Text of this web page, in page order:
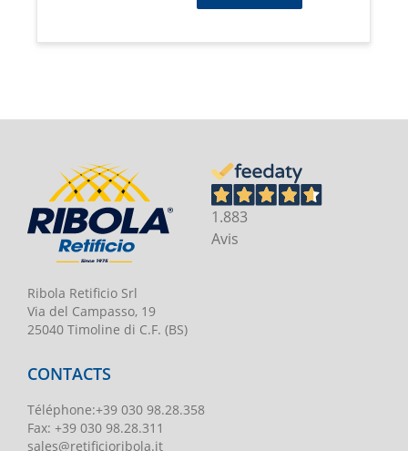
Ribola Retificio Srl
Via del Campasso, 19
25040 Timoline di C.F. (BS)
1.883
Avis
CONTACTS
Téléphone:+39 030 98.28.358
Fax: +39 030 98.28.311
sales@retificioribola.it